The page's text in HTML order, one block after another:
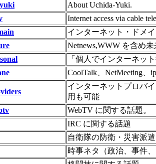
About Uchida-Yuki.
Internet access via cable
インターネット・ドメ
Netnews,WWW を含め
「個人でインターネッ
CoolTalk、NetMeeting、
インターネットプロバ
用も可能
WebTV に関する話題。
IRC に関する話題
自衛隊の防衛・災害派
時事ネタ（政治、事件